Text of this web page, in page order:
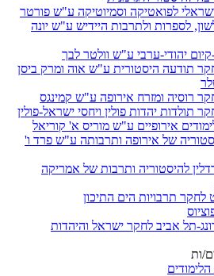
לפואטיקה וסמיוטיקה ע"ש פורטר
לספרות ולתרבות היידיש ע"ש יונה
קיום יהודי-ערבי ע"ש וולטר לבך
תודעה היסטורית ע"ש אוה ומרק ביסן
רוסיה ומזרח אירופה ע"ש קמינגס
תולדות יהדות פולין ויחסי ישראל-פולין
אירופיים ע"ש מוריס א' קוריאל
של אירופה ותרבותה ע"ש פרד ו'
להיסטוריה ותרבות של אמריקה
לחקר תרבויות הים התיכון
תל אביב לחקר ישראל והיהדות
ות